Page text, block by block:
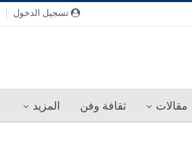
تسجيل الدخول
مقالات ثقافة وفن المزيد